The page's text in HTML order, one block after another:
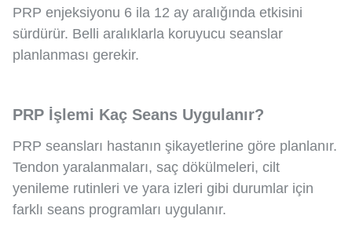
PRP enjeksiyonu 6 ila 12 ay aralığında etkisini
sürdürür. Belli aralıklarla koruyucu seanslar
planlanması gerekir.
PRP İşlemi Kaç Seans Uygulanır?
PRP seansları hastanın şikayetlerine göre planlanır.
Tendon yaralanmaları, saç dökülmeleri, cilt
yenileme rutinleri ve yara izleri gibi durumlar için
farklı seans programları uygulanır.